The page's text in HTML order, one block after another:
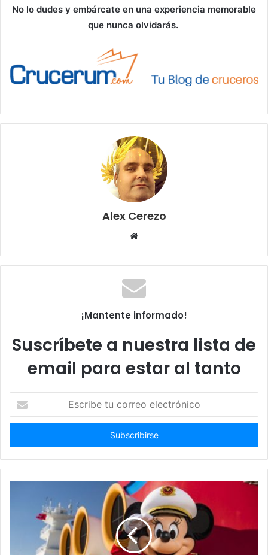
No lo dudes y embárcate en una experiencia memorable
que nunca olvidarás.
Alex Cerezo
Sitio
¡Mantente informado!
Suscríbete a nuestra lista de
email para estar al tanto
correo